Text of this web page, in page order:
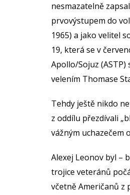
nesmazatelně
prvovýstupem do
1965) a jako velitel
19, která se v
Apollo/Sojuz
velením Thomase
Tehdy ještě nikdo
z oddílu přezdívali
vážným uchazečem
Alexej Leonov byl –
trojice veteránů
včetně Američanů z